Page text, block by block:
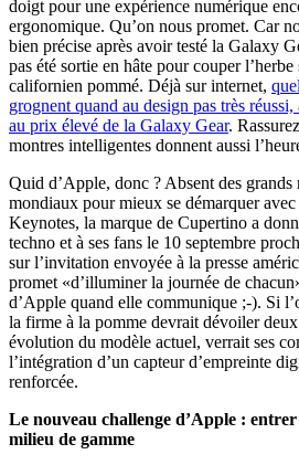
doigt pour une expérience numérique
ergonomique. Qu’on nous promet. Car
bien précise après avoir testé la Galaxy
pas été sortie en hâte pour couper
californien pommé. Déjà sur internet,
grognent quand au design pas très
au prix élevé de la Galaxy Gear.
montres intelligentes donnent aussi
Quid d’Apple, donc ? Absent des grands
mondiaux pour mieux se démarquer
Keynotes, la marque de Cupertino a
techno et à ses fans le 10 septembre
sur l’invitation envoyée à la presse
promet «d’illuminer la journée de
d’Apple quand elle communique ;-). Si
la firme à la pomme devrait dévoiler
évolution du modèle actuel, verrait ses
l’intégration d’un capteur d’empreinte
renforcée.
Le nouveau challenge d’Apple :
milieu de gamme